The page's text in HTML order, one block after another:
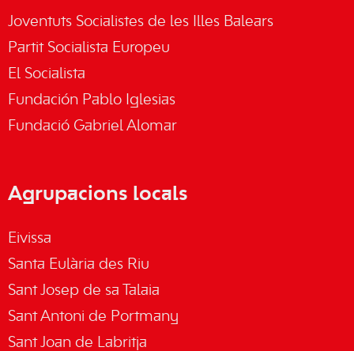
Joventuts Socialistes de les Illes Balears
Partit Socialista Europeu
El Socialista
Fundación Pablo Iglesias
Fundació Gabriel Alomar
Agrupacions locals
Eivissa
Santa Eulària des Riu
Sant Josep de sa Talaia
Sant Antoni de Portmany
Sant Joan de Labritja